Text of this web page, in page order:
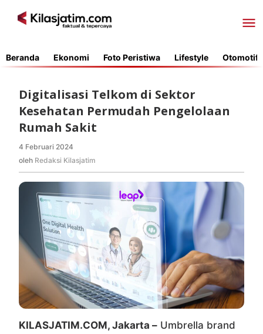
Beranda Ekonomi Foto Peristiwa Lifestyle Otomotif
Digitalisasi Telkom di Sektor
Kesehatan Permudah Pengelolaan
Rumah Sakit
4 Februari 2024
Redaksi
oleh Redaksi Kilasjatim
KILASJATIM.COM, Jakarta – Umbrella brand